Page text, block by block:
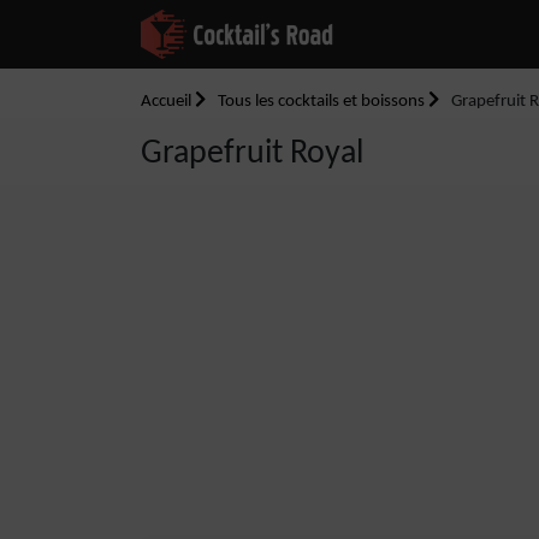
Accueil Tous les cocktails et boissons Grapefruit
Grapefruit Royal